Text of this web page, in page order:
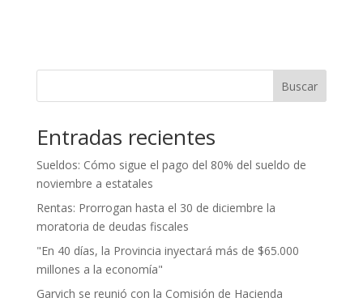
Buscar
Entradas recientes
Sueldos: Cómo sigue el pago del 80% del sueldo de
noviembre a estatales
Rentas: Prorrogan hasta el 30 de diciembre la
moratoria de deudas fiscales
"En 40 días, la Provincia inyectará más de $65.000
millones a la economía"
Garvich se reunió con la Comisión de Hacienda